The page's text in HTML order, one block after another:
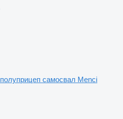
полуприцеп самосвал Menci